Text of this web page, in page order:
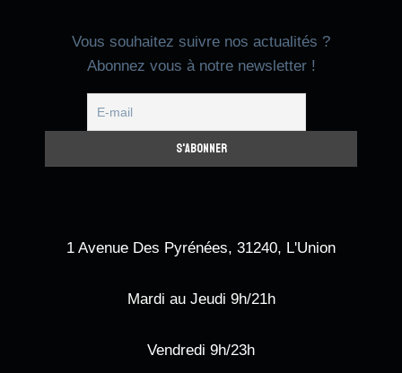
Vous souhaitez suivre nos actualités ?
Abonnez vous à notre newsletter !
1 Avenue Des Pyrénées, 31240, L'Union
Mardi au Jeudi 9h/21h
Vendredi 9h/23h